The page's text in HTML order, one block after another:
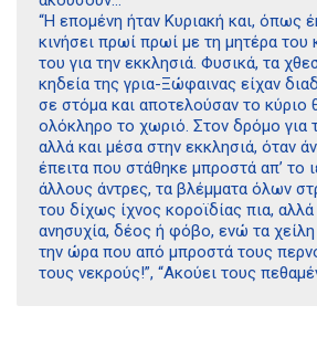
“Η επομένη ήταν Κυριακή και, όπως
κινήσει πρωί πρωί με τη μητέρα του
του για την εκκλησιά. Φυσικά, τα
κηδεία της γρια-Ξώφαινας είχαν
σε στόμα και αποτελούσαν το κύριο
ολόκληρο το χωριό. Στον δρόμο για
αλλά και μέσα στην εκκλησιά, όταν
έπειτα που στάθηκε μπροστά απ’ το
άλλους άντρες, τα βλέμματα όλων
του δίχως ίχνος κοροϊδίας πια,
ανησυχία, δέος ή φόβο, ενώ τα
την ώρα που από μπροστά τους
τους νεκρούς!”, “Ακούει τους
Διδότου 34, Αθήνα